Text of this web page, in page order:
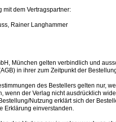
mit dem Vertragspartner:
Rainer Langhammer
München gelten verbindlich und
in ihrer zum Zeitpunkt der
des Bestellers gelten nur,
wenn der Verlag nicht ausdrücklich
Nutzung erklärt sich der
Erklärung einverstanden.